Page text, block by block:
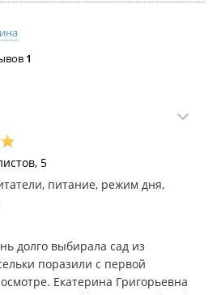
1
5
питание, режим дня,
долго выбирала сад из
поразили с первой
Екатерина Григорьевна